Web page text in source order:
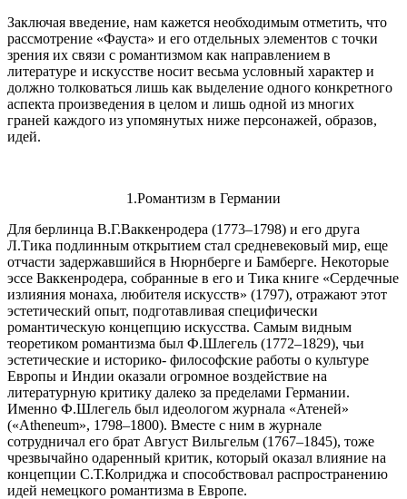
Заключая введение, нам кажется необходимым отметить, что
рассмотрение «Фауста» и его отдельных элементов с точки
зрения их связи с романтизмом как направлением в
литературе и искусстве носит весьма условный характер и
должно толковаться лишь как выделение одного конкретного
аспекта произведения в целом и лишь одной из многих
граней каждого из упомянутых ниже персонажей, образов,
идей.
1.Романтизм в Германии
Для берлинца В.Г.Ваккенродера (1773–1798) и его друга
Л.Тика подлинным открытием стал средневековый мир, еще
отчасти задержавшийся в Нюрнберге и Бамберге. Некоторые
эссе Ваккенродера, собранные в его и Тика книге «Сердечные
излияния монаха, любителя искусств» (1797), отражают этот
эстетический опыт, подготавливая специфически
романтическую концепцию искусства. Самым видным
теоретиком романтизма был Ф.Шлегель (1772–1829), чьи
эстетические и историко- философские работы о культуре
Европы и Индии оказали огромное воздействие на
литературную критику далеко за пределами Германии.
Именно Ф.Шлегель был идеологом журнала «Атеней»
(«Atheneum», 1798–1800). Вместе с ним в журнале
сотрудничал его брат Август Вильгельм (1767–1845), тоже
чрезвычайно одаренный критик, который оказал влияние на
концепции С.Т.Колриджа и способствовал распространению
идей немецкого романтизма в Европе.